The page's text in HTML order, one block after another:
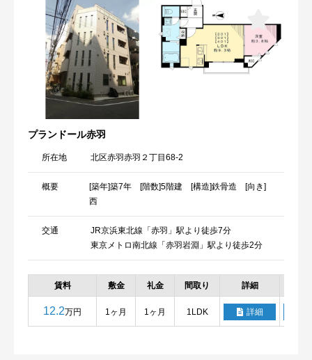
プランドール赤羽
所在地 北区赤羽赤羽２丁目68-2
概要
[築年]築7年 [階数]5階建 [構造]鉄骨造 [向き]
西
交通
JR京浜東北線「赤羽」駅より徒歩7分
東京メトロ南北線「赤羽岩淵」駅より徒歩2分
賃料 敷金 礼金 間取り 詳細
12.2万円 1ヶ月 1ヶ月 1LDK 詳細